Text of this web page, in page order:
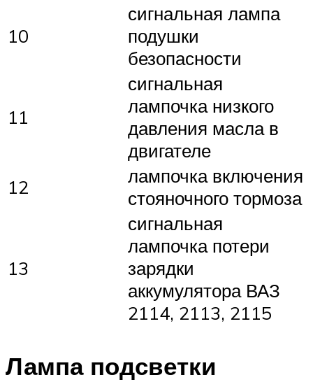
10
сигнальная лампа
подушки
безопасности
11
сигнальная
лампочка низкого
давления масла в
двигателе
12
лампочка включения
стояночного тормоза
13
сигнальная
лампочка потери
зарядки
аккумулятора ВАЗ
2114, 2113, 2115
Лампа подсветки